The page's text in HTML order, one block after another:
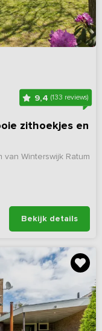
9,4 (133 reviews)
zithoekjes en
van Winterswijk Ratum
Bekijk details